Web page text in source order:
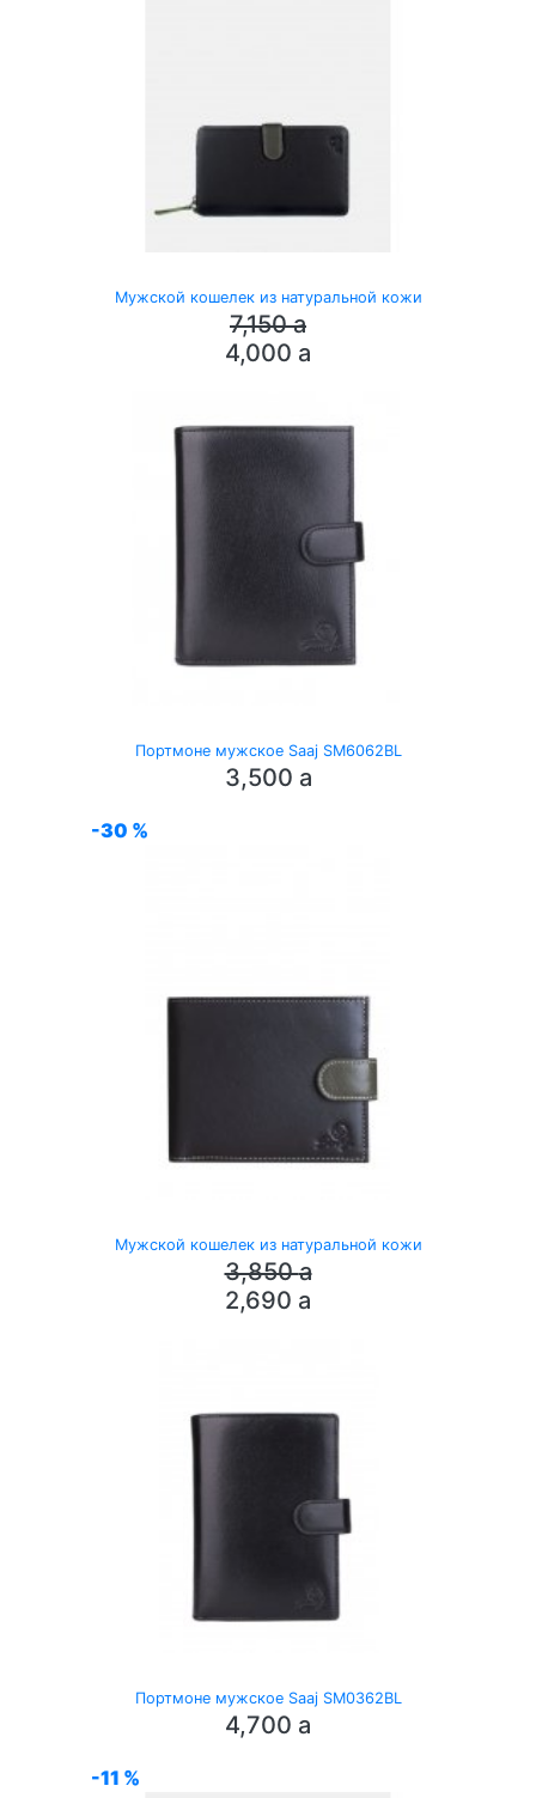
Мужской кошелек из натуральной кожи
7,150a
4,000 a
Портмоне мужское Saaj SM6062BL
3,500 a
-30 %
Мужской кошелек из натуральной кожи
3,850a
2,690 a
Портмоне мужское Saaj SM0362BL
4,700 a
-11 %